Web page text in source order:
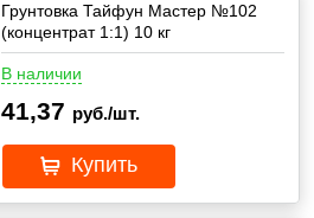
Грунтовка Тайфун Мастер №102
(концентрат 1:1) 10 кг
В наличии
41,37 руб./шт.
Купить